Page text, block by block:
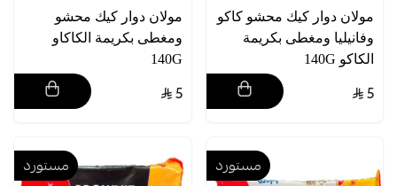
مولان دوار كيك محشو كاكو
وفانيليا ومغطى بكريمة
الكاكو 140G
5
مولان دوار كيك محشو
ومغطى بكريمة الكاكاو
140G
5
مستورد مستورد